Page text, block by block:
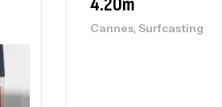
4.20m
Cannes, Surfcasting